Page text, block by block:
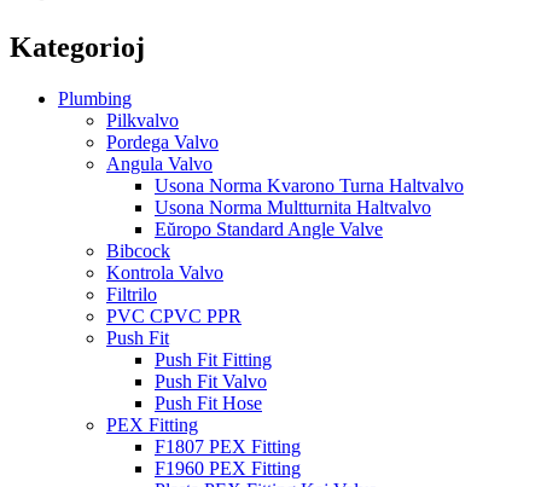
Kategorioj
Plumbing
Pilkvalvo
Pordega Valvo
Angula Valvo
Usona Norma Kvarono Turna Haltvalvo
Usona Norma Multturnita Haltvalvo
Eŭropo Standard Angle Valve
Bibcock
Kontrola Valvo
Filtrilo
PVC CPVC PPR
Push Fit
Push Fit Fitting
Push Fit Valvo
Push Fit Hose
PEX Fitting
F1807 PEX Fitting
F1960 PEX Fitting